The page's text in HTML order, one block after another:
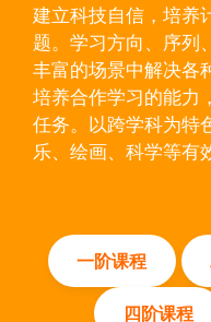
建立科技自信，培养
题。学习方向、序列
丰富的场景中解决各
培养合作学习的能力
任务。以跨学科为特
乐、绘画、科学等有
一阶课程
四阶课程